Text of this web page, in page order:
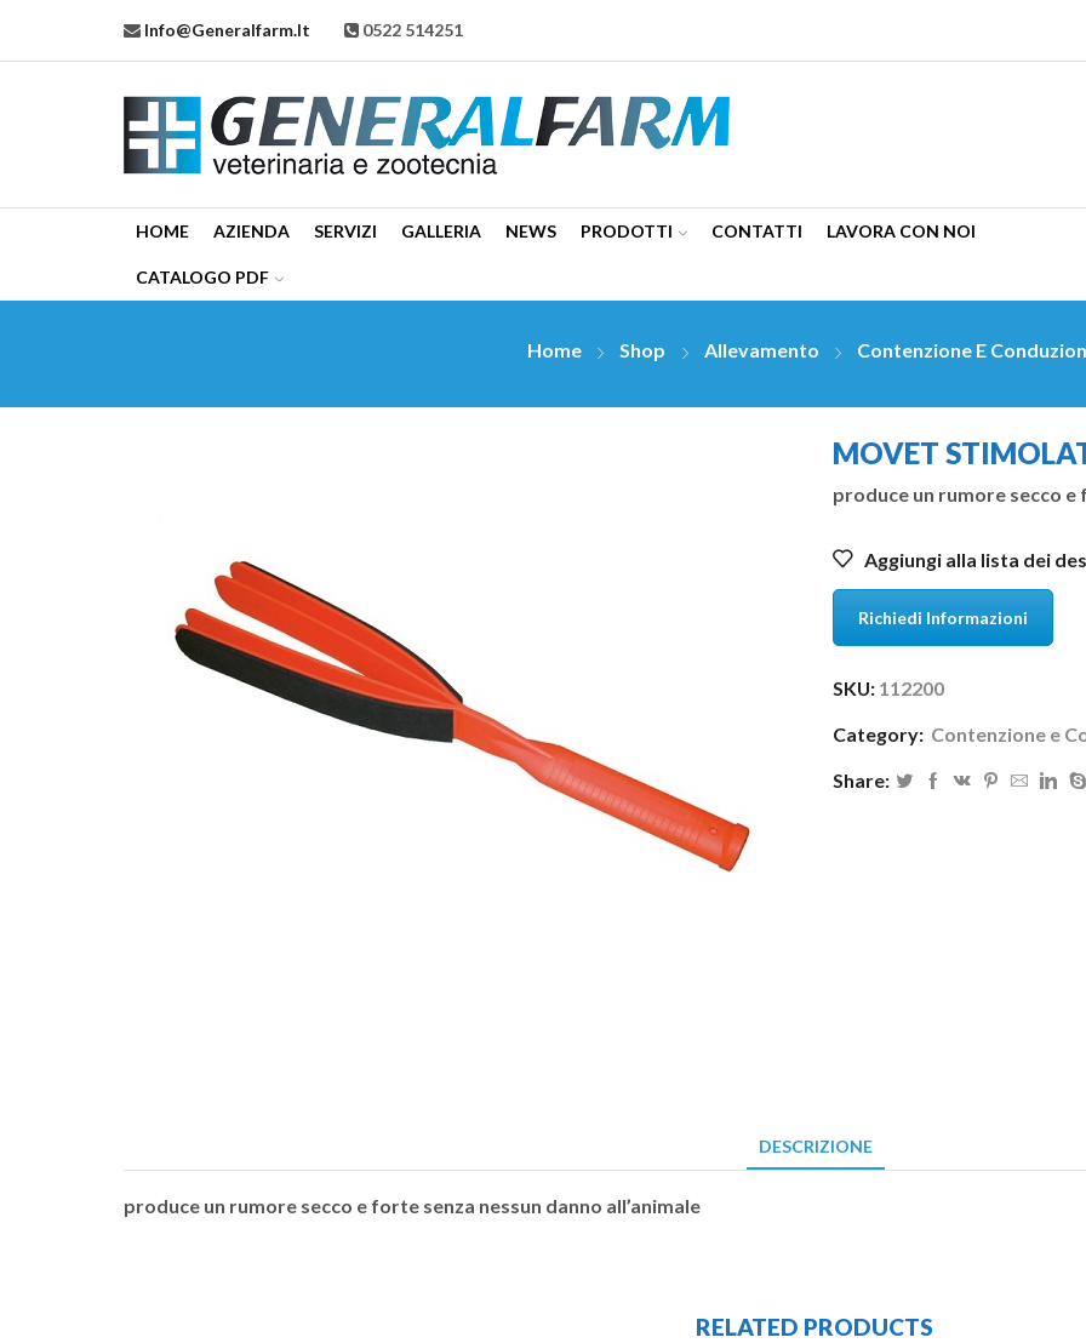
Info@generalfarm.it 0522 514251
HOME AZIENDA SERVIZI GALLERIA NEWS PRODOTTI CONTATTI LAVORA CON NOI
CATALOGO PDF
Home Shop Allevamento Contenzione E
MOVET
produce un rumore secco
Aggiungi alla lista dei
Richiedi Informazioni
SKU: 112200
Category: Contenzione e
Share:
DESCRIZIONE
produce un rumore secco e forte senza nessun danno all’animale
RELATED PRODUCTS